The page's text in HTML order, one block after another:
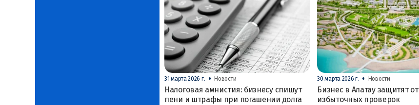
31 марта 2026 г. • Новости
Налоговая амнистия: бизнесу спишут
пени и штрафы при погашении долга
30 марта 2026 г. • Новости
Бизнес в Алатау защитят от
избыточных проверок